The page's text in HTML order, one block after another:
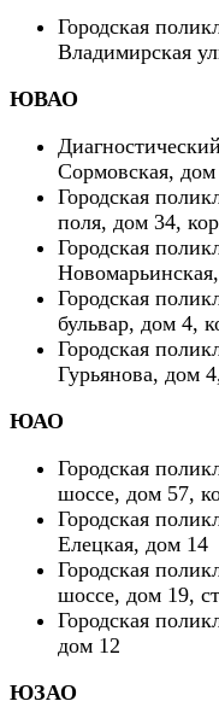
Городская
Владимирская
ЮВАО
Сормовская,
Городская
поля, дом 34,
Городская
Городская
бульвар, дом 4,
Городская
Гурьянова, дом
ЮАО
Городская
шоссе, дом 57,
Городская
Елецкая, дом 14
Городская
шоссе, дом 19,
Городская
дом 12
ЮЗАО